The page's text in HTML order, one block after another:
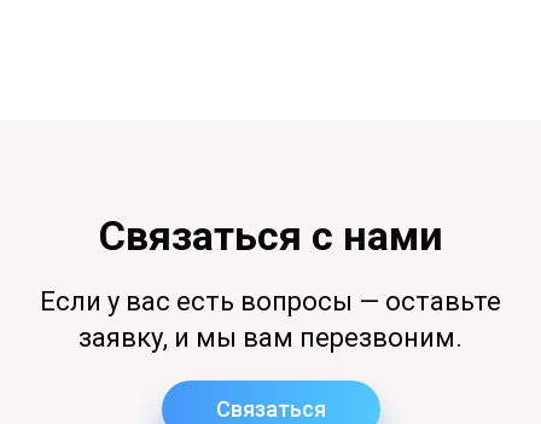
Связаться с нами
Если у вас есть вопросы — оставьте
заявку, и мы вам перезвоним.
Связаться